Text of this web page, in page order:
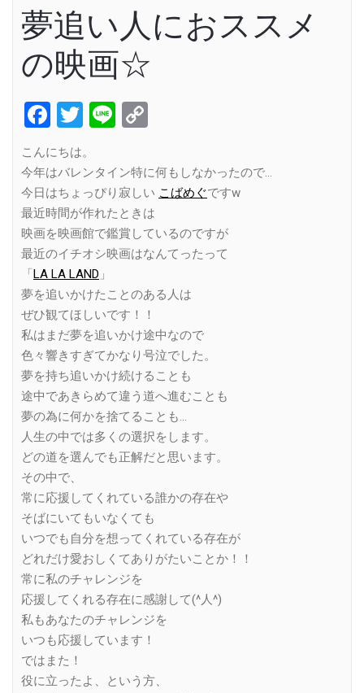
夢追い人におススメ
の映画☆
Facebook
Twitter
Line
こんにちは。
今年はバレンタイン特に何もしなかったので…
今日はちょっぴり寂しい こばめぐですw
最近時間が作れたときは
映画を映画館で鑑賞しているのですが
最近のイチオシ映画はなんてったって
「LA LA LAND 」
夢を追いかけたことのある人は
ぜひ観てほしいです！！
私はまだ夢を追いかけ途中なので
色々響きすぎてかなり号泣でした。
夢を持ち追いかけ続けることも
途中であきらめて違う道へ進むことも
夢の為に何かを捨てることも…
人生の中では多くの選択をします。
どの道を選んでも正解だと思います。
その中で、
常に応援してくれている誰かの存在や
そばにいてもいなくても
いつでも自分を想ってくれている存在が
どれだけ愛おしくてありがたいことか！！
常に私のチャレンジを
応援してくれる存在に感謝して(^人^)
私もあなたのチャレンジを
いつも応援しています！
ではまた！
役に立ったよ、という方、